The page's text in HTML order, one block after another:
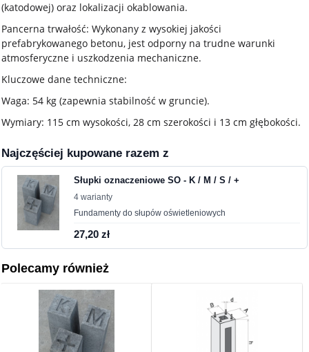
(katodowej) oraz lokalizacji okablowania.
Pancerna trwałość: Wykonany z wysokiej jakości
prefabrykowanego betonu, jest odporny na trudne warunki
atmosferyczne i uszkodzenia mechaniczne.
Kluczowe dane techniczne:
Waga: 54 kg (zapewnia stabilność w gruncie).
Wymiary: 115 cm wysokości, 28 cm szerokości i 13 cm głębokości.
Najczęściej kupowane razem z
Słupki oznaczeniowe SO - K / M / S / +
4 warianty
Fundamenty do słupów oświetleniowych
27,20 zł
Polecamy również